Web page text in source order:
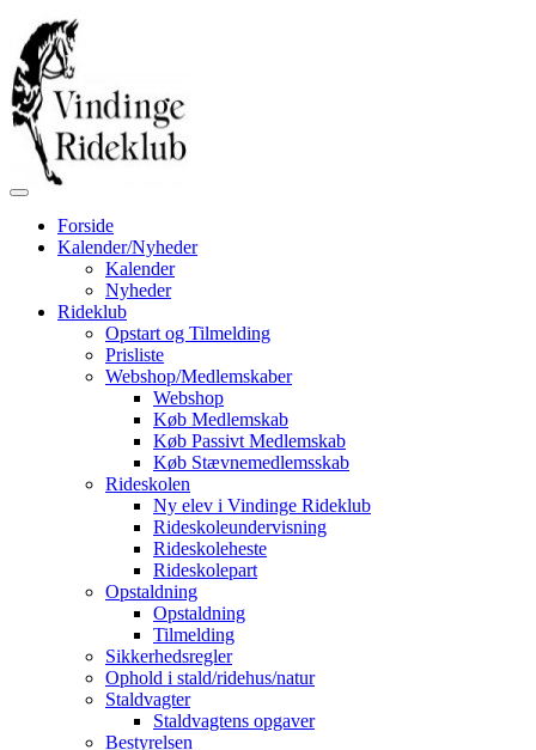
Forside
Kalender/Nyheder
Kalender
Nyheder
Rideklub
Opstart og Tilmelding
Prisliste
Webshop/Medlemskaber
Webshop
Køb Medlemskab
Køb Passivt Medlemskab
Køb Stævnemedlemsskab
Rideskolen
Ny elev i Vindinge Rideklub
Rideskoleundervisning
Rideskoleheste
Rideskolepart
Opstaldning
Opstaldning
Tilmelding
Sikkerhedsregler
Ophold i stald/ridehus/natur
Staldvagter
Staldvagtens opgaver
Bestyrelsen